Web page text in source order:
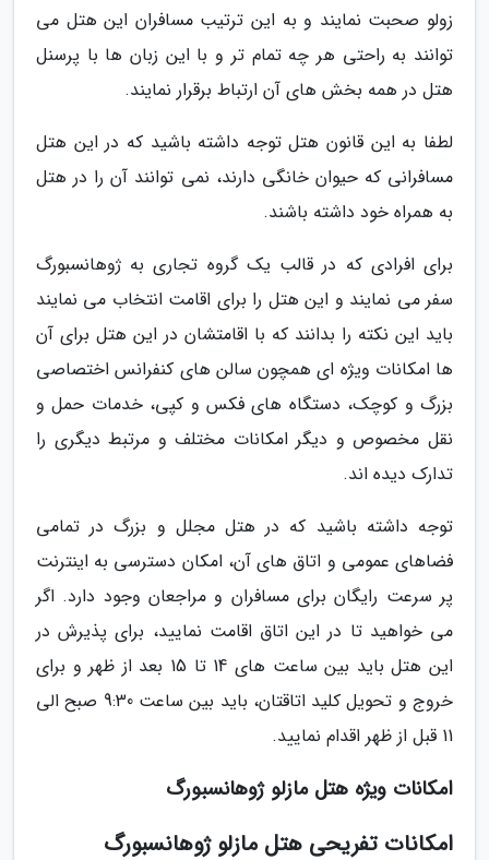
زولو صحبت نمایند و به این ترتیب مسافران این هتل می
توانند به راحتی هر چه تمام تر و با این زبان ها با پرسنل
هتل در همه بخش های آن ارتباط برقرار نمایند.
لطفا به این قانون هتل توجه داشته باشید که در این هتل
مسافرانی که حیوان خانگی دارند، نمی توانند آن را در هتل
به همراه خود داشته باشند.
برای افرادی که در قالب یک گروه تجاری به ژوهانسبورگ
سفر می نمایند و این هتل را برای اقامت انتخاب می نمایند
باید این نکته را بدانند که با اقامتشان در این هتل برای آن
ها امکانات ویژه ای همچون سالن های کنفرانس اختصاصی
بزرگ و کوچک، دستگاه های فکس و کپی، خدمات حمل و
نقل مخصوص و دیگر امکانات مختلف و مرتبط دیگری را
تدارک دیده اند.
توجه داشته باشید که در هتل مجلل و بزرگ در تمامی
فضاهای عمومی و اتاق های آن، امکان دسترسی به اینترنت
پر سرعت رایگان برای مسافران و مراجعان وجود دارد. اگر
می خواهید تا در این اتاق اقامت نمایید، برای پذیرش در
این هتل باید بین ساعت های 14 تا 15 بعد از ظهر و برای
خروج و تحویل کلید اتاقتان، باید بین ساعت 9:30 صبح الی
11 قبل از ظهر اقدام نمایید.
امکانات ویژه هتل مازلو ژوهانسبورگ
امکانات تفریحی هتل مازلو ژوهانسبورگ